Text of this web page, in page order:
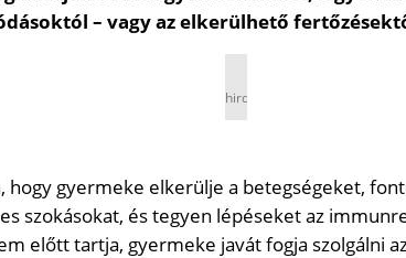
– vagy az elkerülhető
hirdetés
hogy gyermeke elkerülje a betegségeket,
szokásokat, és tegyen lépéseket az
előtt tartja, gyermeke javát fogja szolgálni